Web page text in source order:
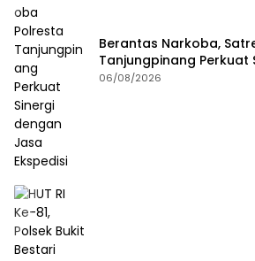
Berantas Narkoba,
Tanjungpinang Perkuat
Jasa Ekspedisi
06/08/2026